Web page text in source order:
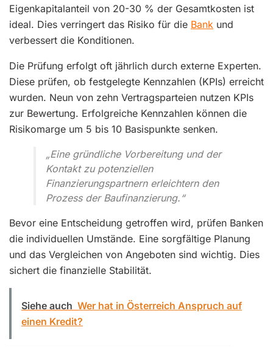
Eigenkapitalanteil von 20-30 % der Gesamtkosten ist
ideal. Dies verringert das Risiko für die Bank und
verbessert die Konditionen.
Die Prüfung erfolgt oft jährlich durch externe Experten.
Diese prüfen, ob festgelegte Kennzahlen (KPIs) erreicht
wurden. Neun von zehn Vertragsparteien nutzen KPIs
zur Bewertung. Erfolgreiche Kennzahlen können die
Risikomarge um 5 bis 10 Basispunkte senken.
„Eine gründliche Vorbereitung und der
Kontakt zu potenziellen
Finanzierungspartnern erleichtern den
Prozess der Baufinanzierung.“
Bevor eine Entscheidung getroffen wird, prüfen Banken
die individuellen Umstände. Eine sorgfältige Planung
und das Vergleichen von Angeboten sind wichtig. Dies
sichert die finanzielle Stabilität.
Siehe auch Wer hat in Österreich Anspruch auf
einen Kredit?